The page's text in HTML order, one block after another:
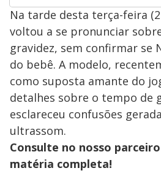
Na tarde desta terça-feira
voltou a se pronunciar
gravidez, sem confirmar se
do bebê. A modelo,
como suposta amante do
detalhes sobre o tempo de
esclareceu confusões
ultrassom.
Consulte no nosso parceiro
matéria completa!